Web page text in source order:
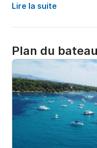
10 personnes maximum.
? Anniversaire, Fête
? Équipement de
JOBE
? Enceinte Bluetooth
? Glacière avec
Lire la suite
Plan du bateau